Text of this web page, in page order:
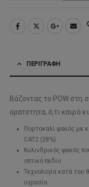
ΠΕΡΙΓΡΑΦΉ
Βάζοντας το POW στη
ορατότητα, ό,τι καιρό
Πορτοκαλί φακός με
CAT2 (28%)
Κυλινδρικός φακός
οπτικό πεδίο
Τεχνολογία κατά του
υγρασία